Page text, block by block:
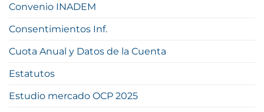
Convenio INADEM
Consentimientos Inf.
Cuota Anual y Datos de la Cuenta
Estatutos
Estudio mercado OCP 2025